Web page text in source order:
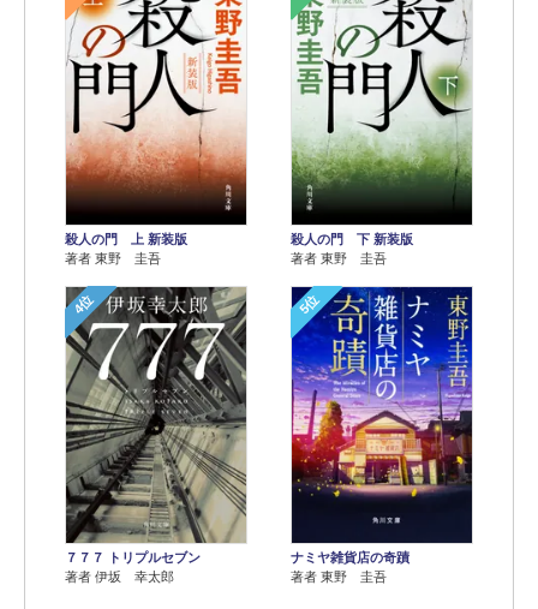
殺人の門 上 新装版
著者 東野 圭吾
殺人の門 下 新装版
著者 東野 圭吾
4位
７７７ トリプルセブン
著者 伊坂 幸太郎
5位
ナミヤ雑貨店の奇蹟
著者 東野 圭吾